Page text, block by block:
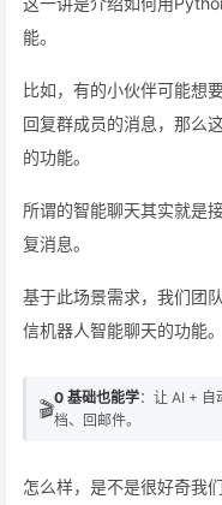
能。
比如，有的小伙伴可能想
回复群成员的消息，那么
的功能。
所谓的智能聊天其实就是
复消息。
基于此场景需求，我们团
信机器人智能聊天的功能。
🎬0 基础也能学：让 AI +
档、回邮件。
怎么样，是不是很好奇我